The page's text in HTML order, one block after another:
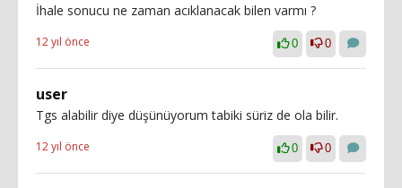
İhale sonucu ne zaman acıklanacak bilen varmı ?
12 yıl önce 0 0
user
Tgs alabilir diye düşünüyorum tabiki süriz de ola bilir.
12 yıl önce 0 0